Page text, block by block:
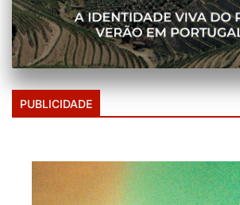
PUBLICIDADE